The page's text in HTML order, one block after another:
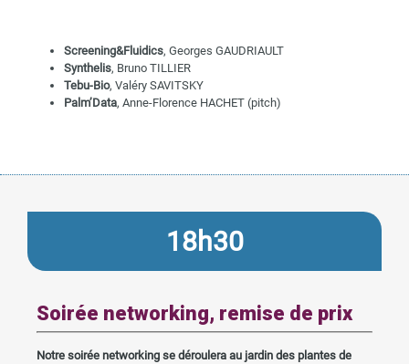
Screening&Fluidics, Georges GAUDRIAULT
Synthelis, Bruno TILLIER
Tebu-Bio, Valéry SAVITSKY
Palm’Data, Anne-Florence HACHET (pitch)
18h30
Soirée networking, remise de prix
Notre soirée networking se déroulera au jardin des plantes de